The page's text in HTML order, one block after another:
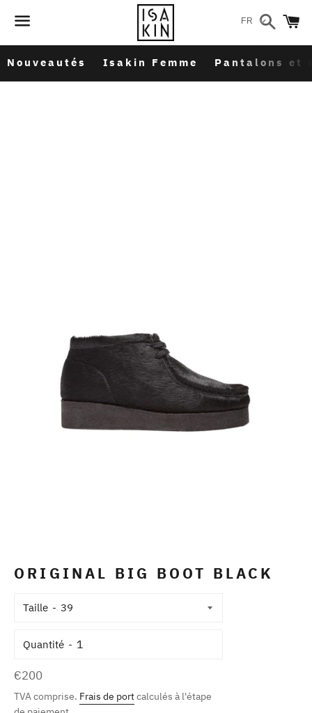
Menu
Nouveautés Isakin Femme Pantalons et
ORIGINAL BIG BOOT BLACK
Taille
Quantité
Prix
régulier
€200
TVA comprise. Frais de portcalculés à l'étape
FR